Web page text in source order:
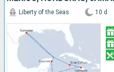
Liberty of the Seas 10 d